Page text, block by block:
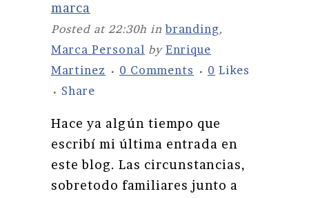
marca
Posted at 22:30h inbranding,
Marca Personal by Enrique
Martinez
0 Comments 0 Likes
Share
Hace ya algún tiempo que
escribí mi última entrada en
este blog. Las circunstancias,
sobretodo familiares junto a